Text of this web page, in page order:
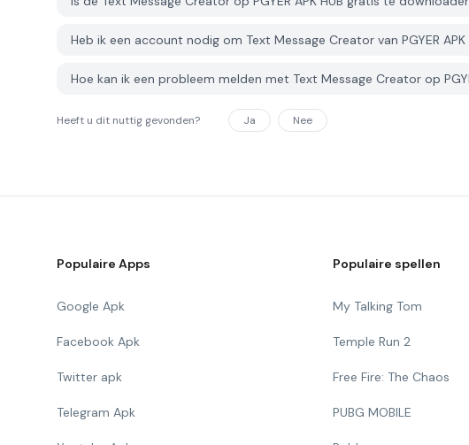
Heb ik een account nodig om Text Message Creator van PGYER
Hoe kan ik een probleem melden met Text Message Creator op
Heeft u dit nuttig gevonden? Ja Nee
Populaire Apps
Google Apk
Facebook Apk
Twitter apk
Telegram Apk
Populaire spellen
My Talking Tom
Temple Run 2
Free Fire: The Chaos
PUBG MOBILE